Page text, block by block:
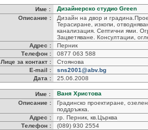
Име :
Дизайнерско студио Green
Описание :
Дизайн на двор и
Терасиране, изкопи,
канализация. Септични ями.
Зацветяване. Консултации,
Адрес :
Перник
Телефон :
0877 063 588
Лице за контакт :
Стоянова
E-mail :
sns2001@abv.bg
Дата :
25.06.2008
Име :
Ваня Христова
Описание :
Градинско проектиране,
поддръжка.
Адрес :
гр. Перник, кв.Църква
Телефон :
(089) 930 2554